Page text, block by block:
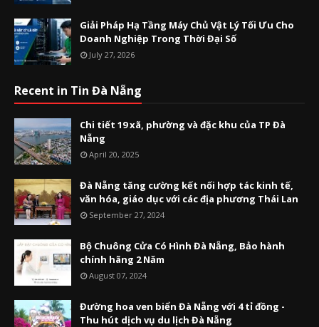
Giải Pháp Hạ Tầng Máy Chủ Vật Lý Tối Ưu Cho
Doanh Nghiệp Trong Thời Đại Số
July 27, 2026
Recent in Tin Đà Nẵng
Chi tiết 19 xã, phường và đặc khu của TP Đà
Nẵng
April 20, 2025
Đà Nẵng tăng cường kết nối hợp tác kinh tế,
văn hóa, giáo dục với các địa phương Thái Lan
September 27, 2024
Bộ Chuông Cửa Có Hình Đà Nẵng, Bảo hành
chính hãng 2 Năm
August 07, 2024
Đường hoa ven biển Đà Nẵng với 4 tỉ đồng -
Thu hút dịch vụ du lịch Đà Nẵng